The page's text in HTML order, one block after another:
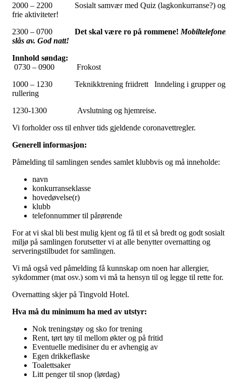
2000 – 2200 Sosialt samvær med Quiz (lagkonkurranse?) og
frie aktiviteter!
2300 – 0700 Det skal være ro på rommene!
slås av. God natt!
Innhold søndag:
0730 – 0900 Frokost
1000 – 1230 Teknikktrening friidrett Inndeling i grupper og
rullering
1230-1300 Avslutning og hjemreise.
Vi forholder oss til enhver tids gjeldende coronavettregler.
Generell informasjon:
Påmelding til samlingen sendes samlet klubbvis og må inneholde:
navn
konkurranseklasse
hovedøvelse(r)
klubb
telefonnummer til pårørende
For at vi skal bli best mulig kjent og få til et så bredt og godt sosialt
miljø på samlingen forutsetter vi at alle benytter overnatting og
serveringstilbudet for samlingen.
Vi må også ved påmelding få kunnskap om noen har allergier,
sykdommer (mat osv.) som vi må ta hensyn til og legge til rette for.
Overnatting skjer på Tingvold Hotel.
Hva må du minimum ha med av utstyr:
Nok treningstøy og sko for trening
Rent, tørt tøy til mellom økter og på fritid
Eventuelle medisiner du er avhengig av
Egen drikkeflaske
Toalettsaker
Litt penger til snop (lørdag)